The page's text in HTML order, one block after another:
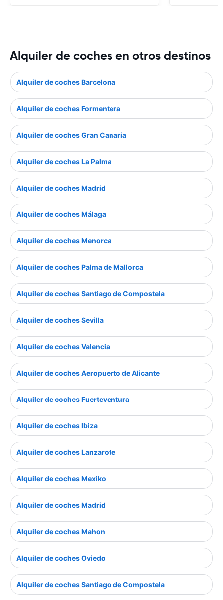
Alquiler de coches en otros destinos
Alquiler de coches Barcelona
Alquiler de coches Formentera
Alquiler de coches Gran Canaria
Alquiler de coches La Palma
Alquiler de coches Madrid
Alquiler de coches Málaga
Alquiler de coches Menorca
Alquiler de coches Palma de Mallorca
Alquiler de coches Santiago de Compostela
Alquiler de coches Sevilla
Alquiler de coches Valencia
Alquiler de coches Aeropuerto de Alicante
Alquiler de coches Fuerteventura
Alquiler de coches Ibiza
Alquiler de coches Lanzarote
Alquiler de coches Mexiko
Alquiler de coches Madrid
Alquiler de coches Mahon
Alquiler de coches Oviedo
Alquiler de coches Santiago de Compostela